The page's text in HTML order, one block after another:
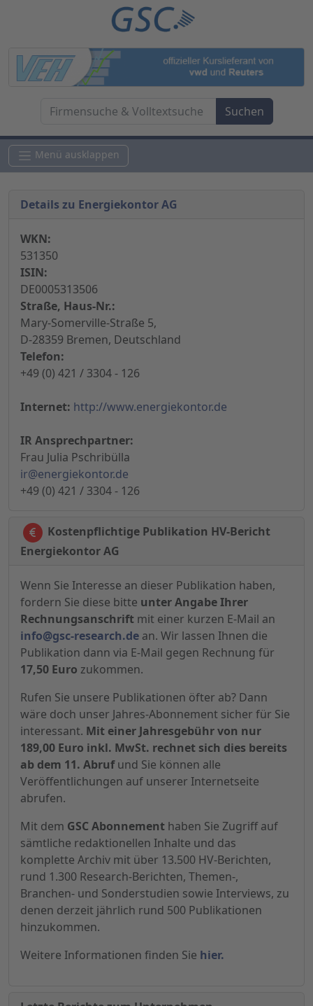
Menü ausklappen
Details zu Energiekontor AG
WKN:
531350
ISIN:
DE0005313506
Straße, Haus-Nr.:
Mary-Somerville-Straße 5,
D-28359 Bremen, Deutschland
Telefon:
+49 (0) 421 / 3304 - 126
Internet: http://www.energiekontor.de
IR Ansprechpartner:
Frau Julia Pschribülla
ir@energiekontor.de
+49 (0) 421 / 3304 - 126
Kostenpflichtige Publikation HV-Bericht
Energiekontor AG
Wenn Sie Interesse an dieser Publikation haben,
fordern Sie diese bitte unter Angabe Ihrer
Rechnungsanschrift mit einer kurzen E-Mail an
info@gsc-research.de an. Wir lassen Ihnen die
Publikation dann via E-Mail gegen Rechnung für
17,50 Euro zukommen.
Rufen Sie unsere Publikationen öfter ab? Dann
wäre doch unser Jahres-Abonnement sicher für Sie
interessant. Mit einer Jahresgebühr von nur
189,00 Euro inkl. MwSt. rechnet sich dies bereits
ab dem 11. Abrufund Sie können alle
Veröffentlichungen auf unserer Internetseite
abrufen.
Mit dem GSC Abonnement haben Sie Zugriff auf
sämtliche redaktionellen Inhalte und das
komplette Archiv mit über 13.500 HV-Berichten,
rund 1.300 Research-Berichten, Themen-,
Branchen- und Sonderstudien sowie Interviews, zu
denen derzeit jährlich rund 500 Publikationen
hinzukommen.
Weitere Informationen finden Sie hier.